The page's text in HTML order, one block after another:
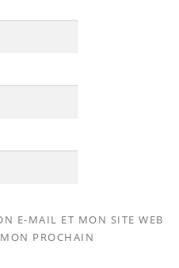
E-MAIL ET MON SITE WEB
PROCHAIN